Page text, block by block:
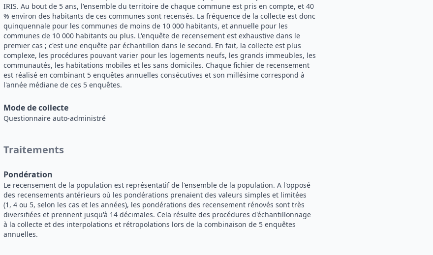
IRIS. Au bout de 5 ans, l'ensemble du territoire de chaque commune est pris en compte, et 40
% environ des habitants de ces communes sont recensés. La fréquence de la collecte est donc
quinquennale pour les communes de moins de 10 000 habitants, et annuelle pour les
communes de 10 000 habitants ou plus. L'enquête de recensement est exhaustive dans le
premier cas ; c'est une enquête par échantillon dans le second. En fait, la collecte est plus
complexe, les procédures pouvant varier pour les logements neufs, les grands immeubles, les
communautés, les habitations mobiles et les sans domiciles. Chaque fichier de recensement
est réalisé en combinant 5 enquêtes annuelles consécutives et son millésime correspond à
l'année médiane de ces 5 enquêtes.
Mode de collecte
Questionnaire auto-administré
Traitements
Pondération
Le recensement de la population est représentatif de l'ensemble de la population. A l'opposé
des recensements antérieurs où les pondérations prenaient des valeurs simples et limitées
(1, 4 ou 5, selon les cas et les années), les pondérations des recensement rénovés sont très
diversifiées et prennent jusqu'à 14 décimales. Cela résulte des procédures d'échantillonnage
à la collecte et des interpolations et rétropolations lors de la combinaison de 5 enquêtes
annuelles.